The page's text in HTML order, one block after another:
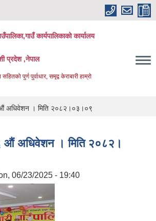
कार्यपालिकाको कार्यालय
प्रदेश ,नेपाल
पुर्ण पुर्वाधार, समृद्व केराबारी हाम्रो
अधिवेशन । मिति २०८२।०३।०९
औं अधिवेशन । मिति २०८२।
06/23/2025 - 19:40